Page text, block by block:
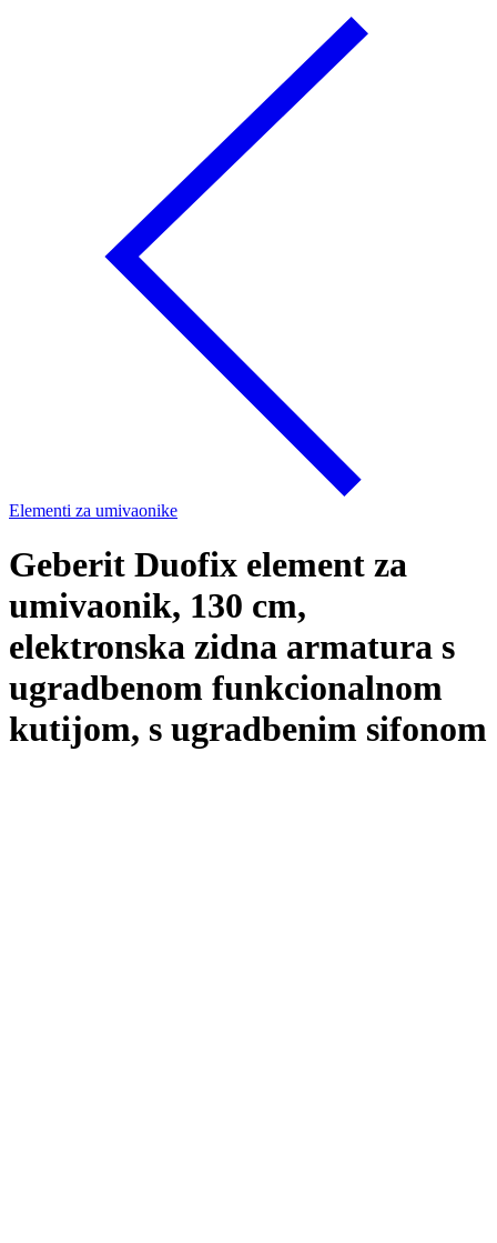
Elementi za umivaonike
Geberit Duofix element za
umivaonik, 130 cm,
elektronska zidna armatura s
ugradbenom funkcionalnom
kutijom, s ugradbenim sifonom